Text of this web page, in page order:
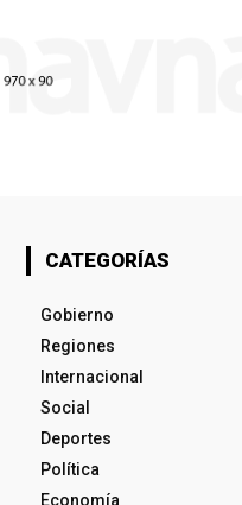
CATEGORÍAS
Gobierno
Regiones
Internacional
Social
Deportes
Política
Economía